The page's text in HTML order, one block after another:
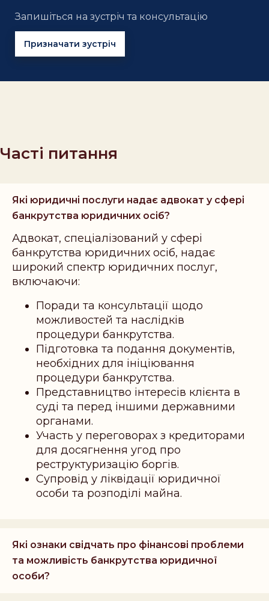
Запишіться на зустріч та консультацію
Призначати зустріч
Часті питання
Які юридичні послуги надає адвокат у сфері
банкрутства юридичних осіб?
Адвокат, спеціалізований у сфері
банкрутства юридичних осіб, надає
широкий спектр юридичних послуг,
включаючи:
Поради та консультації щодо
можливостей та наслідків
процедури банкрутства.
Підготовка та подання документів,
необхідних для ініціювання
процедури банкрутства.
Представництво інтересів клієнта в
суді та перед іншими державними
органами.
Участь у переговорах з кредиторами
для досягнення угод про
реструктуризацію боргів.
Супровід у ліквідації юридичної
особи та розподілі майна.
Які ознаки свідчать про фінансові проблеми
та можливість банкрутства юридичної
особи?